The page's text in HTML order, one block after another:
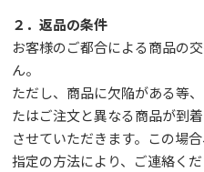
２．返品の条件
お客様のご都合による商品の
ん。
ただし、 商品に欠陥がある等
たはご注文と異なる商品が到
させていただきます。この場
指定の方法により、ご連絡くだ